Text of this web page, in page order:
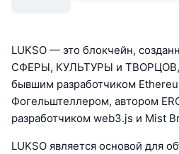
LUKSO — это блокчейн,
СФЕРЫ, КУЛЬТУРЫ и ТВОРЦОВ,
бывшим разработчиком
Фогельштеллером, автором
разработчиком web3.js и Mist
LUKSO является основой для